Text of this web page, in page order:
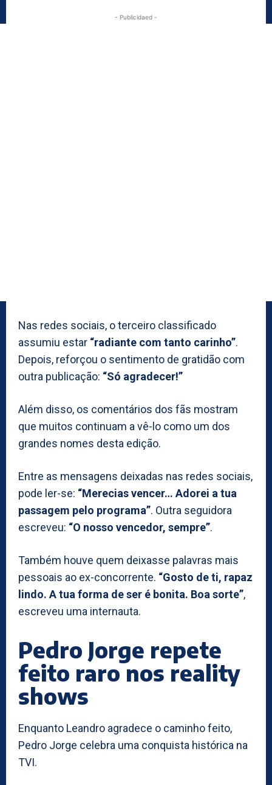
- Publicidaed -
Nas redes sociais, o terceiro classificado
assumiu estar “radiante com tanto carinho”.
Depois, reforçou o sentimento de gratidão com
outra publicação: “Só agradecer!”
Além disso, os comentários dos fãs mostram
que muitos continuam a vê-lo como um dos
grandes nomes desta edição.
Entre as mensagens deixadas nas redes sociais,
pode ler-se: “Merecias vencer… Adorei a tua
passagem pelo programa”. Outra seguidora
escreveu: “O nosso vencedor, sempre”.
Também houve quem deixasse palavras mais
pessoais ao ex-concorrente. “Gosto de ti, rapaz
lindo. A tua forma de ser é bonita. Boa sorte”,
escreveu uma internauta.
Pedro Jorge repete
feito raro nos reality
shows
Enquanto Leandro agradece o caminho feito,
Pedro Jorge celebra uma conquista histórica na
TVI.